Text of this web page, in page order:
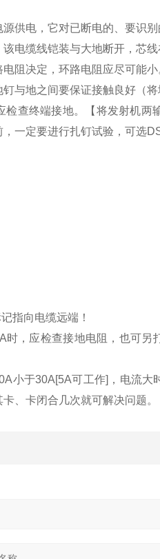
供电，它对已断电的、要识
电缆线铠装与大地断开，芯
阻决定，环路电阻应尽可能小
与地之间要保证接触良好（
检查终端接地。【将发射机
一定要进行扎钉试验，可选
指向电缆远端！
时，应检查接地电阻，也可
小于30A[5A可工作]，电流
、卡闭合几次就可解决问题。